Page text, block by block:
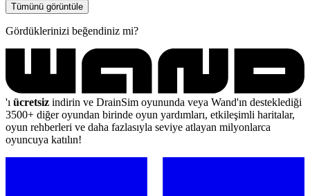
Tümünü görüntüle
Gördüklerinizi beğendiniz mi?
'ı ücretsiz indirin ve DrainSim oyununda veya Wand'ın desteklediği
3500+ diğer oyundan birinde oyun yardımları, etkileşimli haritalar,
oyun rehberleri ve daha fazlasıyla seviye atlayan milyonlarca
oyuncuya katılın!